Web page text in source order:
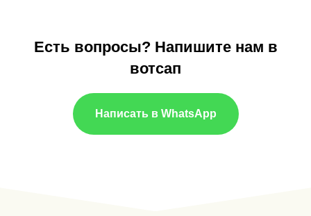
Есть вопросы? Напишите нам в
вотсап
Написать в WhatsApp